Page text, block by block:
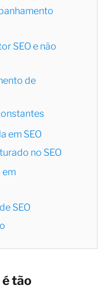
SEO e não
de
em SEO
no SEO
em
SEO
é tão